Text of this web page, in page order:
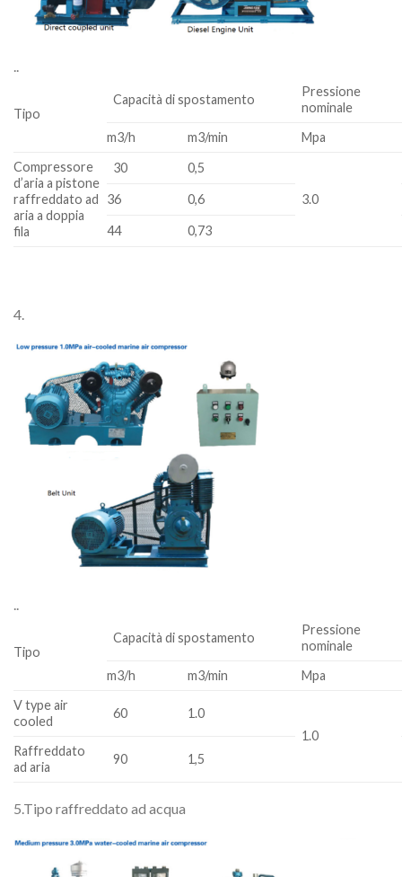
Tipo
Capacità di spostamento
Pressione
nominale
m3/h
m3/min
Mpa
Compressore
d’aria a pistone
raffreddato ad
aria a doppia
fila
30 0,5
3.0
36 0,6
44 0,73
4.
..
Tipo
Capacità di spostamento
Pressione
nominale
m3/h
m3/min
Mpa
V type air
cooled
60
1.0
1.0
Raffreddato
ad aria
90 1,5
5.Tipo raffreddato ad acqua